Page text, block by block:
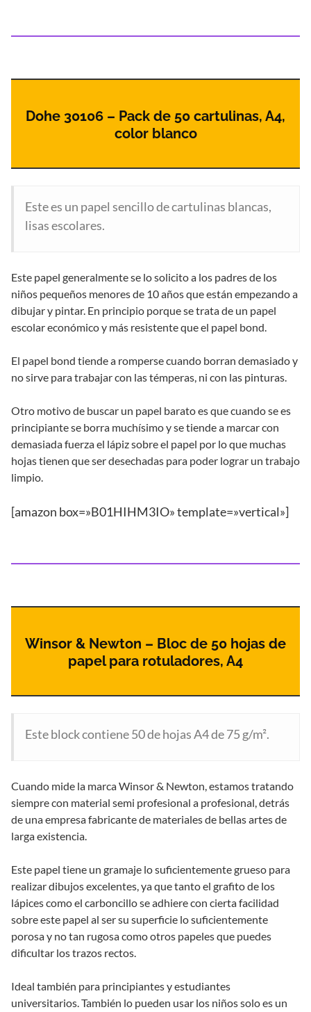
Dohe 30106 – Pack de 50 cartulinas, A4,
color blanco
Este es un papel sencillo de cartulinas blancas,
lisas escolares.
Este papel generalmente se lo solicito a los padres de los
niños pequeños menores de 10 años que están empezando a
dibujar y pintar. En principio porque se trata de un papel
escolar económico y más resistente que el papel bond.
El papel bond tiende a romperse cuando borran demasiado y
no sirve para trabajar con las témperas, ni con las pinturas.
Otro motivo de buscar un papel barato es que cuando se es
principiante se borra muchísimo y se tiende a marcar con
demasiada fuerza el lápiz sobre el papel por lo que muchas
hojas tienen que ser desechadas para poder lograr un trabajo
limpio.
[amazon box=»B01HIHM3IO» template=»vertical»]
Winsor & Newton – Bloc de 50 hojas de
papel para rotuladores, A4
Este block contiene 50 de hojas A4 de 75 g/m².
Cuando mide la marca Winsor & Newton, estamos tratando
siempre con material semi profesional a profesional, detrás
de una empresa fabricante de materiales de bellas artes de
larga existencia.
Este papel tiene un gramaje lo suficientemente grueso para
realizar dibujos excelentes, ya que tanto el grafito de los
lápices como el carboncillo se adhiere con cierta facilidad
sobre este papel al ser su superficie lo suficientemente
porosa y no tan rugosa como otros papeles que puedes
dificultar los trazos rectos.
Ideal también para principiantes y estudiantes
universitarios. También lo pueden usar los niños solo es un